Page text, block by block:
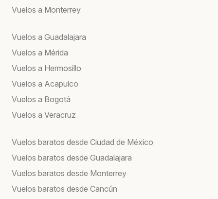
Vuelos a Monterrey
Vuelos a Guadalajara
Vuelos a Mérida
Vuelos a Hermosillo
Vuelos a Acapulco
Vuelos a Bogotá
Vuelos a Veracruz
Vuelos baratos desde Ciudad de México
Vuelos baratos desde Guadalajara
Vuelos baratos desde Monterrey
Vuelos baratos desde Cancún